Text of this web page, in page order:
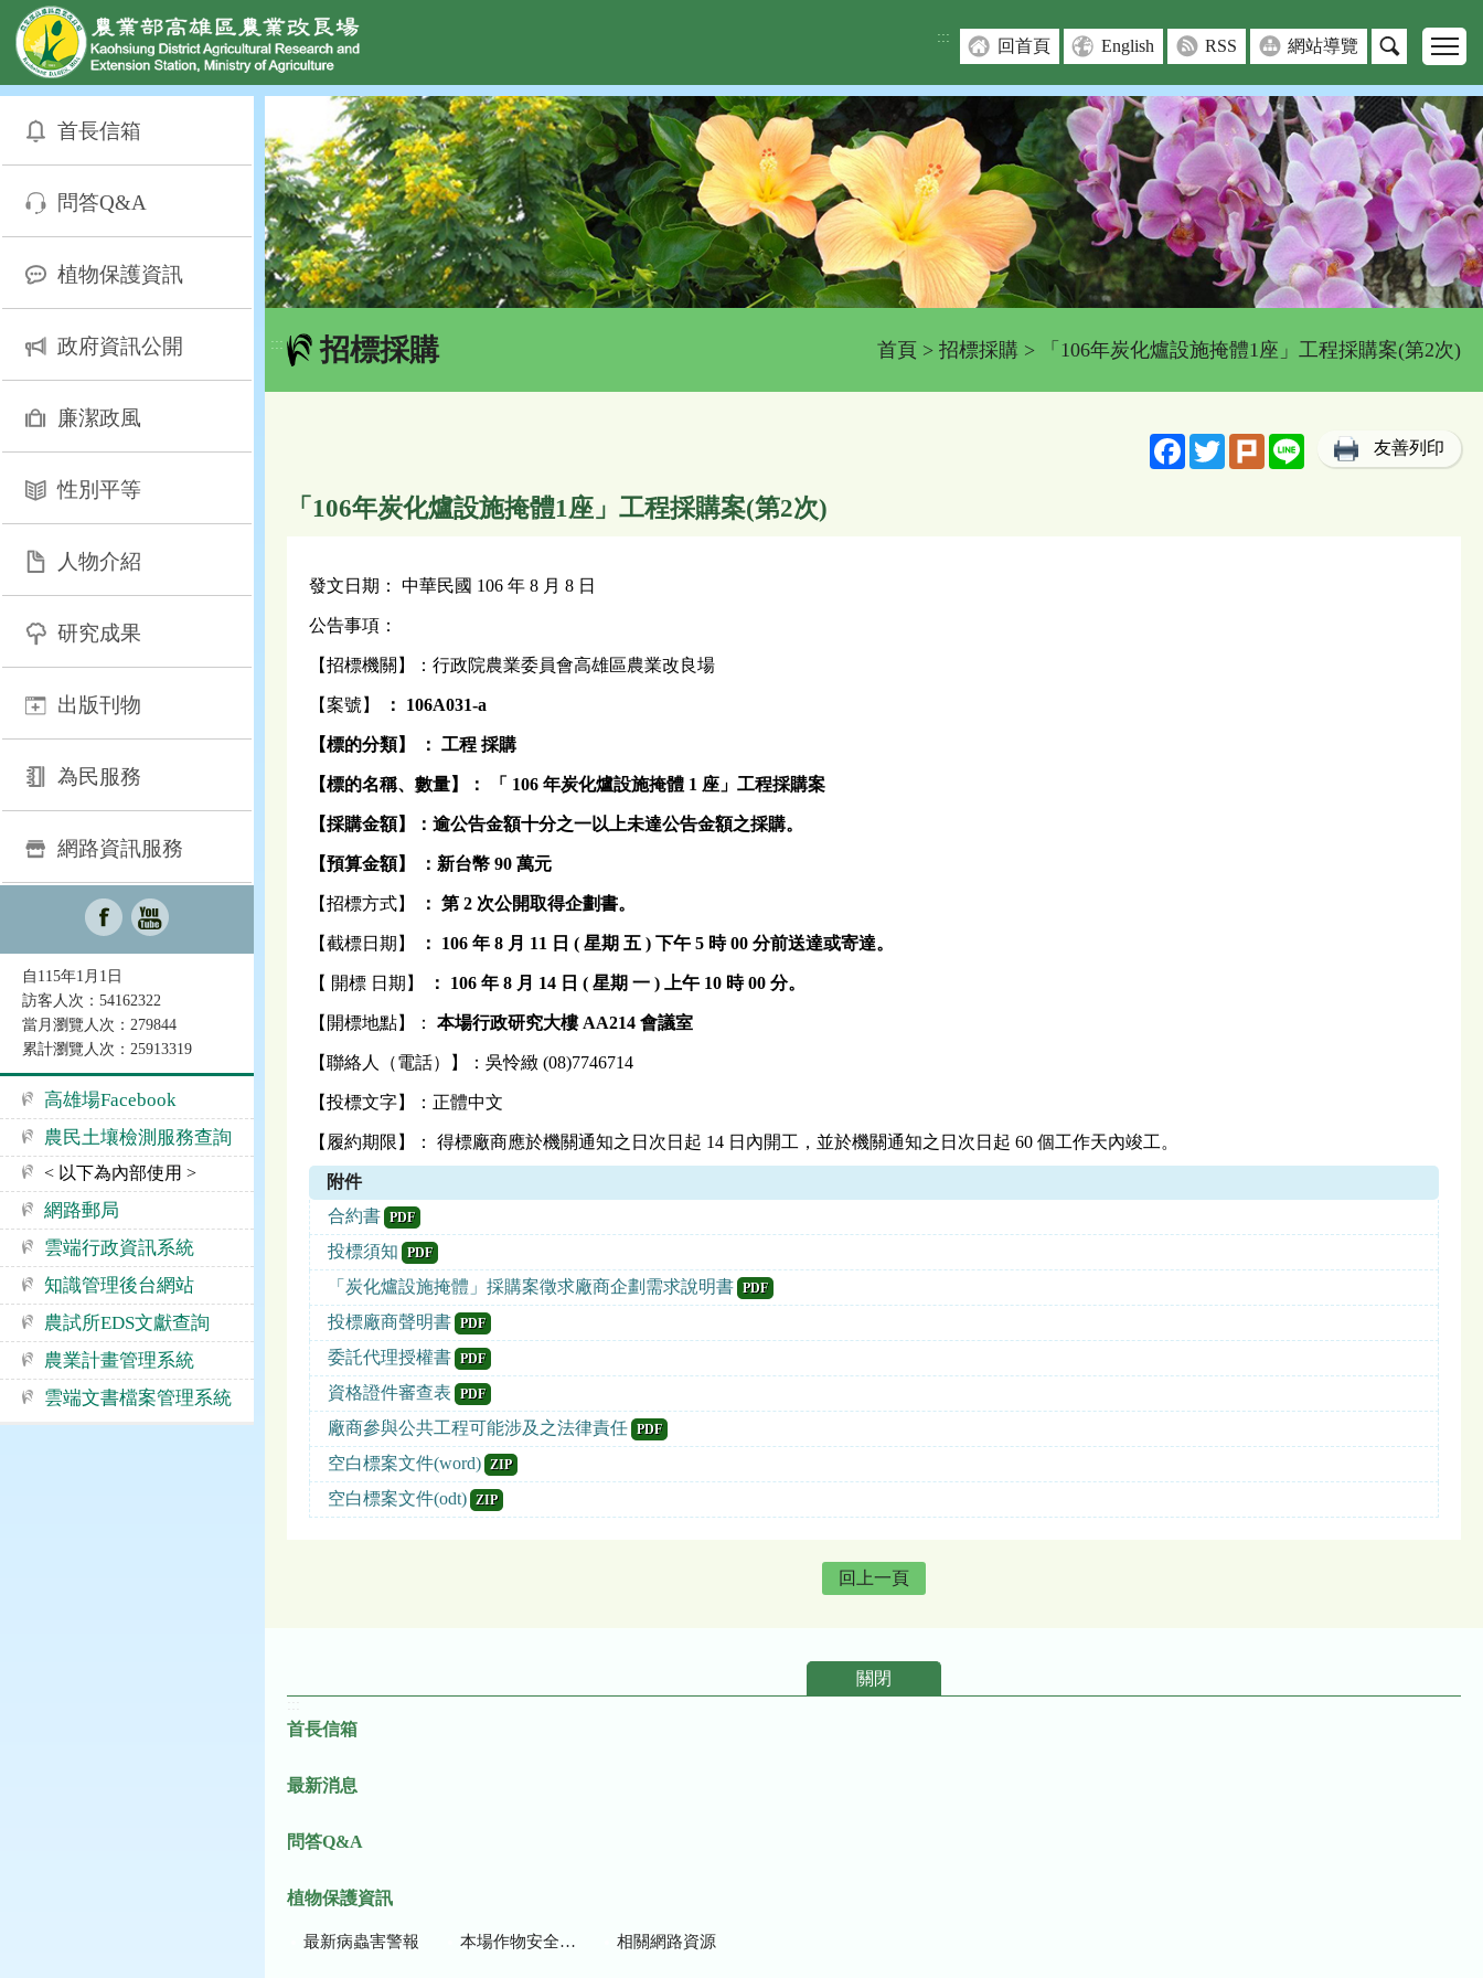
網頁置頂
::: 回首頁 English RSS 網站導覽
首長信箱
問答Q&A
植物保護資訊
政府資訊公開
廉潔政風
性別平等
人物介紹
研究成果
出版刊物
為民服務
網路資訊服務
自115年1月1日
訪客人次：54162322
當月瀏覽人次：279844
累計瀏覽人次：25913319
高雄場Facebook
農民土壤檢測服務查詢
< 以下為內部使用 >
網路郵局
雲端行政資訊系統
知識管理後台網站
農試所EDS文獻查詢
農業計畫管理系統
雲端文書檔案管理系統
::: 招標採購 首頁 > 招標採購 > 「106年炭化爐設施掩體1座」工程採購案(第2次)
FacebookTwitterPlurk Line 友善列印
「106年炭化爐設施掩體1座」工程採購案(第2次)
發文日期： 中華民國 106 年 8 月 8 日
公告事項：
【招標機關】：行政院農業委員會高雄區農業改良場
【案號】 ： 106A031-a
【標的分類】 ： 工程 採購
【標的名稱、數量】： 「 106 年炭化爐設施掩體 1 座」工程採購案
【採購金額】：逾公告金額十分之一以上未達公告金額之採購。
【預算金額】 ：新台幣 90 萬元
【招標方式】 ： 第 2 次公開取得企劃書。
【截標日期】 ： 106 年 8 月 11 日 ( 星期 五 ) 下午 5 時 00 分前送達或寄達。
【 開標 日期】 ： 106 年 8 月 14 日 ( 星期 一 ) 上午 10 時 00 分。
【開標地點】： 本場行政研究大樓 AA214 會議室
【聯絡人（電話）】：吳怜緻 (08)7746714
【投標文字】：正體中文
【履約期限】： 得標廠商應於機關通知之日次日起 14 日內開工，並於機關通知之日次日起 60 個工作天內竣工。
附件
合約書 PDF
投標須知 PDF
「炭化爐設施掩體」採購案徵求廠商企劃需求說明書 PDF
投標廠商聲明書 PDF
委託代理授權書 PDF
資格證件審查表 PDF
廠商參與公共工程可能涉及之法律責任 PDF
空白標案文件(word) ZIP
空白標案文件(odt) ZIP
回上一頁
關閉
首長信箱
最新消息
問答Q&A
植物保護資訊
最新病蟲害警報 本場作物安全用藥資訊 相關網路資源